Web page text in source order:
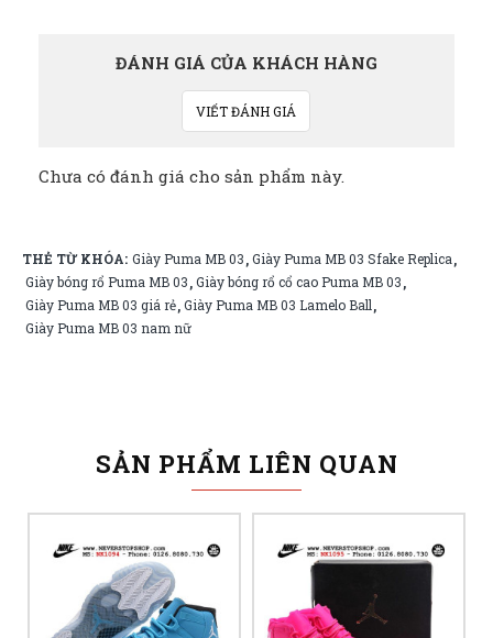
ĐÁNH GIÁ CỦA KHÁCH HÀNG
VIẾT ĐÁNH GIÁ
Chưa có đánh giá cho sản phẩm này.
THẺ TỪ KHÓA: Giày Puma MB 03,Giày Puma MB 03 Sfake Replica,
Giày bóng rổ Puma MB 03,Giày bóng rổ cổ cao Puma MB 03,
Giày Puma MB 03 giá rẻ,Giày Puma MB 03 Lamelo Ball,
Giày Puma MB 03 nam nữ
SẢN PHẨM LIÊN QUAN